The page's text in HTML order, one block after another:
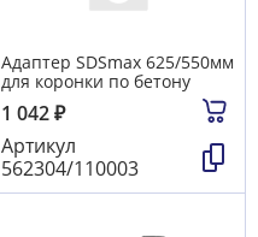
Адаптер SDSmax 625/550мм
для коронки по бетону
1 042₽
Артикул
562304/110003